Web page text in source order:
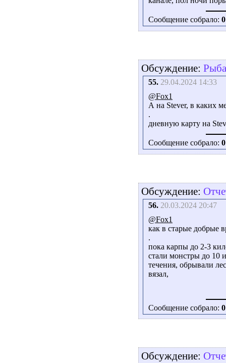
Сообщение собрало: 0
Обсуждение:
55. 29.04.2024 14:33
@Fox1
А на Stever, в каких
.
дневную карту на
Сообщение собрало: 0
Обсуждение:
56. 20.03.2024 20:47
@Fox1
как в старые добрые
.
пока карпы до 2-3
стали монстры до 10
течения, обрывали
вязал,
Сообщение собрало: 0
Обсуждение: